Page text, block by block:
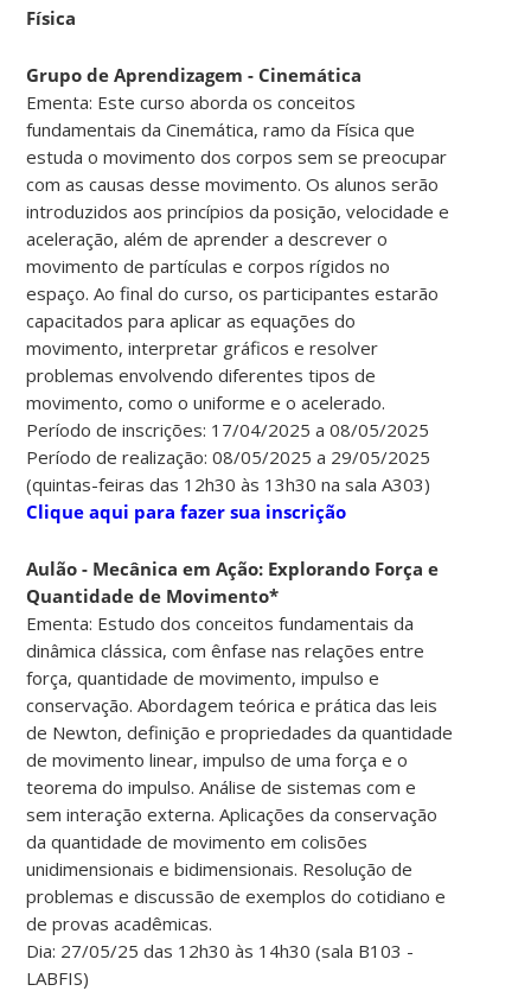
Física
Grupo de Aprendizagem - Cinemática
Ementa: Este curso aborda os conceitos
fundamentais da Cinemática, ramo da Física que
estuda o movimento dos corpos sem se preocupar
com as causas desse movimento. Os alunos serão
introduzidos aos princípios da posição, velocidade e
aceleração, além de aprender a descrever o
movimento de partículas e corpos rígidos no
espaço. Ao final do curso, os participantes estarão
capacitados para aplicar as equações do
movimento, interpretar gráficos e resolver
problemas envolvendo diferentes tipos de
movimento, como o uniforme e o acelerado.
Período de inscrições: 17/04/2025 a 08/05/2025
Período de realização: 08/05/2025 a 29/05/2025
(quintas-feiras das 12h30 às 13h30 na sala A303)
Clique aqui para fazer sua inscrição
Aulão - Mecânica em Ação: Explorando Força e
Quantidade de Movimento*
Ementa: Estudo dos conceitos fundamentais da
dinâmica clássica, com ênfase nas relações entre
força, quantidade de movimento, impulso e
conservação. Abordagem teórica e prática das leis
de Newton, definição e propriedades da quantidade
de movimento linear, impulso de uma força e o
teorema do impulso. Análise de sistemas com e
sem interação externa. Aplicações da conservação
da quantidade de movimento em colisões
unidimensionais e bidimensionais. Resolução de
problemas e discussão de exemplos do cotidiano e
de provas acadêmicas.
Dia: 27/05/25 das 12h30 às 14h30 (sala B103 -
LABFIS)